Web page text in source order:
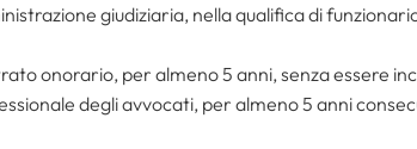
giudiziaria, nella qualifica di
onorario, per almeno 5 anni, senza essere
degli avvocati, per almeno 5 anni